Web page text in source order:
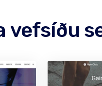
vefsíðu